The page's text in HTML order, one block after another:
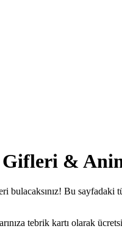
&
Bu
tebrik kartı olarak